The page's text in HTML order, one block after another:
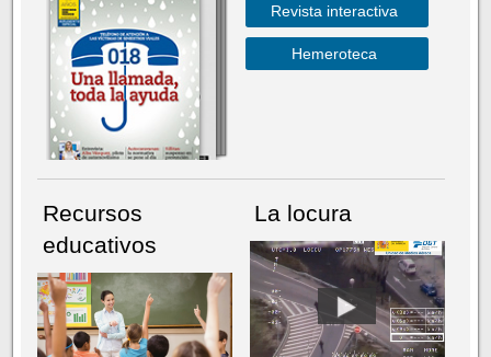
Revista interactiva
Hemeroteca
Recursos
educativos
La locura